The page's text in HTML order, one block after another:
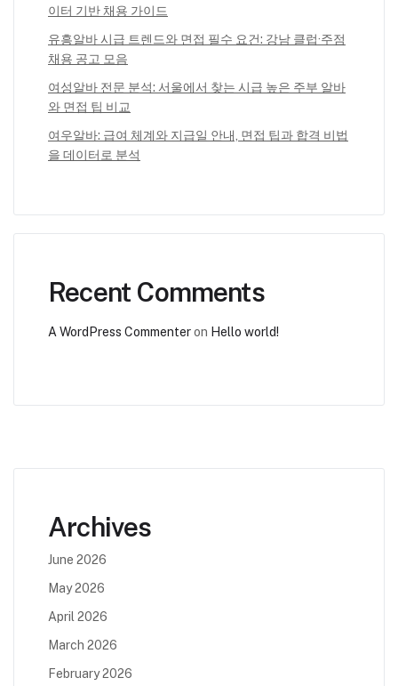
이터 기반 채용 가이드
유흥알바 시급 트렌드와 면접 필수 요건: 강남 클럽·주점
채용 공고 모음
여성알바 전문 분석: 서울에서 찾는 시급 높은 주부 알바
와 면접 팁 비교
여우알바: 급여 체계와 지급일 안내, 면접 팁과 합격 비법
을 데이터로 분석
Recent Comments
A WordPress Commenteron Hello world!
Archives
June 2026
May 2026
April 2026
March 2026
February 2026